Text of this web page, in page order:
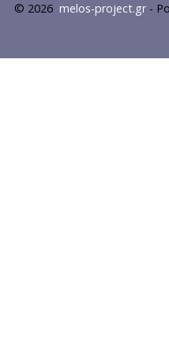
© 2026 melos-project.gr-